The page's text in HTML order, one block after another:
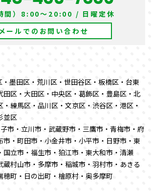
間）8:00～20:00 / 日曜定休
メールでのお問い合わせ
・墨田区・荒川区・世田谷区・板橋区・台東
田区・大田区・中央区・葛飾区・豊島区・北
・練馬区・品川区・文京区・渋谷区・港区・
並区
子市・立川市・武蔵野市・三鷹市・青梅市・府
市・町田市・小金井市・小平市・日野市・東
国立市・福生市・狛江市・東大和市・清瀬
蔵村山市・多摩市・稲城市・羽村市・あきる
穂町・日の出町・檜原村・奥多摩町